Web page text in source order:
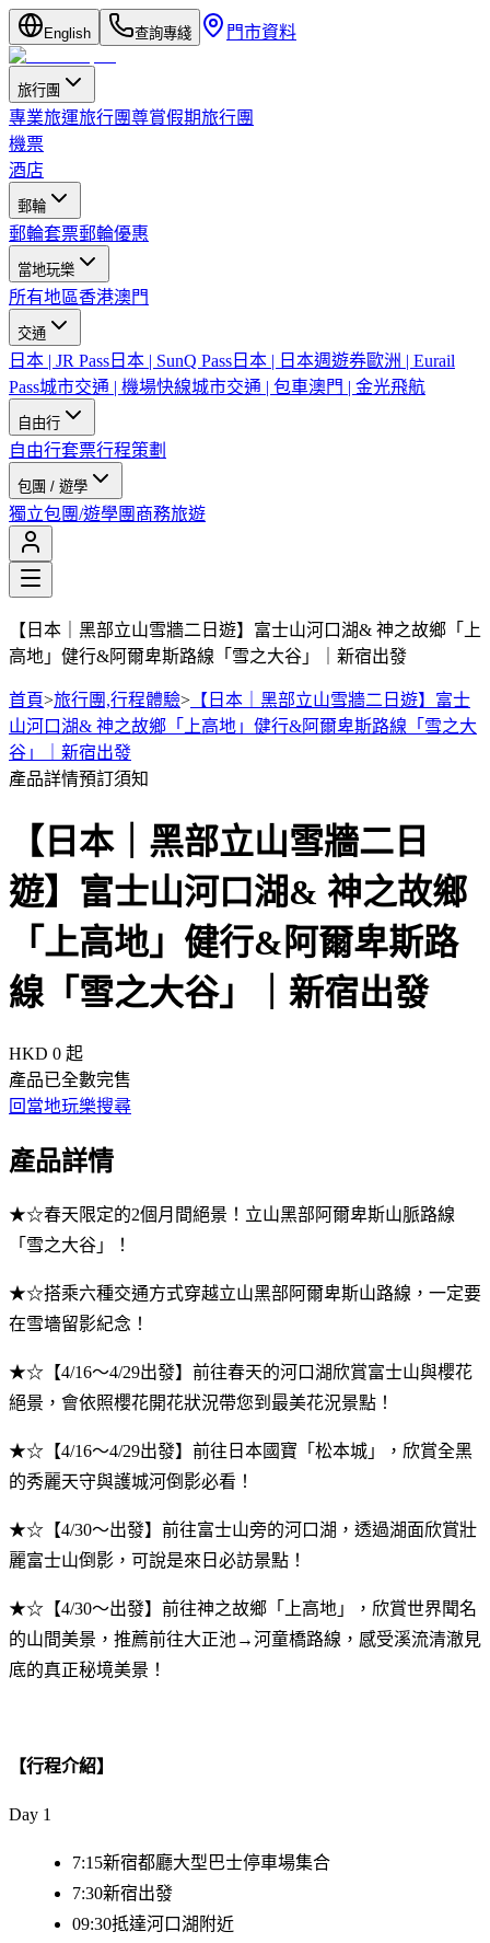
English 查詢專綫 門市資料
旅行團
專業旅運旅行團尊賞假期旅行團
機票
酒店
郵輪
郵輪套票郵輪優惠
當地玩樂
所有地區香港澳門
交通
日本 | JR Pass 日本 | SunQ Pass 日本 | 日本週遊券歐洲 | Eurail
Pass城市交通 | 機場快線城市交通 | 包車澳門 | 金光飛航
自由行
自由行套票行程策劃
包團 / 遊學
獨立包團/遊學團 商務旅遊
【日本｜黑部立山雪牆二日遊】富士山河口湖& 神之故鄉「上
高地」健行&阿爾卑斯路線「雪之大谷」｜新宿出發
首頁>旅行團,行程體驗> 【日本｜黑部立山雪牆二日遊】富士
山河口湖& 神之故鄉「上高地」健行&阿爾卑斯路線「雪之大
谷」｜新宿出發
產品詳情預訂須知
【日本｜黑部立山雪牆二日
遊】富士山河口湖& 神之故鄉
「上高地」健行&阿爾卑斯路
線「雪之大谷」｜新宿出發
HKD 0 起
產品已全數完售
回當地玩樂搜尋
產品詳情
★☆春天限定的2個月間絕景！立山黑部阿爾卑斯山脈路線
「雪之大谷」！
★☆搭乘六種交通方式穿越立山黑部阿爾卑斯山路線，一定要
在雪墻留影紀念！
★☆【4/16～4/29出發】前往春天的河口湖欣賞富士山與櫻花
絕景，會依照櫻花開花狀況帶您到最美花況景點！
★☆【4/16～4/29出發】前往日本國寶「松本城」，欣賞全黑
的秀麗天守與護城河倒影必看！
★☆【4/30～出發】前往富士山旁的河口湖，透過湖面欣賞壯
麗富士山倒影，可說是來日必訪景點！
★☆【4/30～出發】前往神之故鄉「上高地」，欣賞世界聞名
的山間美景，推薦前往大正池→河童橋路線，感受溪流清澈見
底的真正秘境美景！
【行程介紹】
Day 1
7:15新宿都廳大型巴士停車場集合
7:30新宿出發
09:30抵達河口湖附近